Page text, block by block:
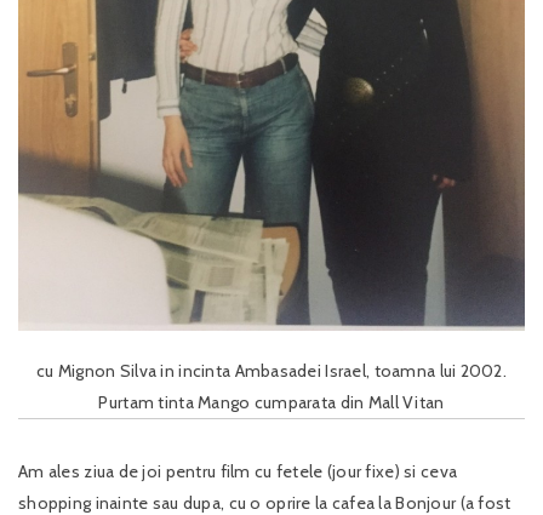
cu Mignon Silva in incinta Ambasadei Israel, toamna lui 2002.
Purtam tinta Mango cumparata din Mall Vitan
Am ales ziua de joi pentru film cu fetele (jour fixe) si ceva
shopping inainte sau dupa, cu o oprire la cafea la Bonjour (a fost